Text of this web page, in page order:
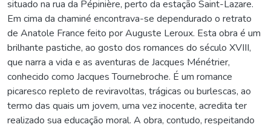
situado na rua da Pépinière, perto da estação Saint-Lazare.
Em cima da chaminé encontrava-se dependurado o retrato
de Anatole France feito por Auguste Leroux. Esta obra é um
brilhante pastiche, ao gosto dos romances do século XVIII,
que narra a vida e as aventuras de Jacques Ménétrier,
conhecido como Jacques Tournebroche. É um romance
picaresco repleto de reviravoltas, trágicas ou burlescas, ao
termo das quais um jovem, uma vez inocente, acredita ter
realizado sua educação moral. A obra, contudo, respeitando